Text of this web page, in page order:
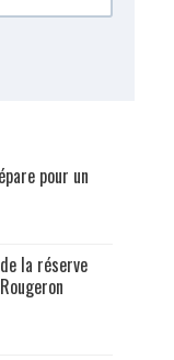
pour un
la réserve